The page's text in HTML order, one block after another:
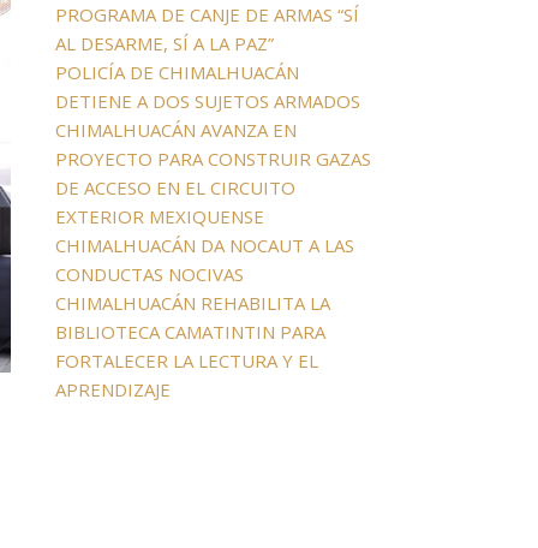
PROGRAMA DE CANJE DE ARMAS “SÍ
AL DESARME, SÍ A LA PAZ”
POLICÍA DE CHIMALHUACÁN
DETIENE A DOS SUJETOS ARMADOS
CHIMALHUACÁN AVANZA EN
PROYECTO PARA CONSTRUIR GAZAS
DE ACCESO EN EL CIRCUITO
EXTERIOR MEXIQUENSE
CHIMALHUACÁN DA NOCAUT A LAS
CONDUCTAS NOCIVAS
CHIMALHUACÁN REHABILITA LA
BIBLIOTECA CAMATINTIN PARA
FORTALECER LA LECTURA Y EL
APRENDIZAJE